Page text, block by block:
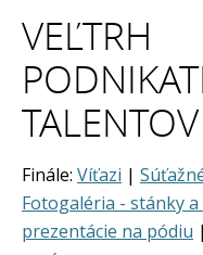
VEĽTRH
TALENTOV
Finále: Víťazi |
Fotogaléria - stánky
prezentácie na pódiu |